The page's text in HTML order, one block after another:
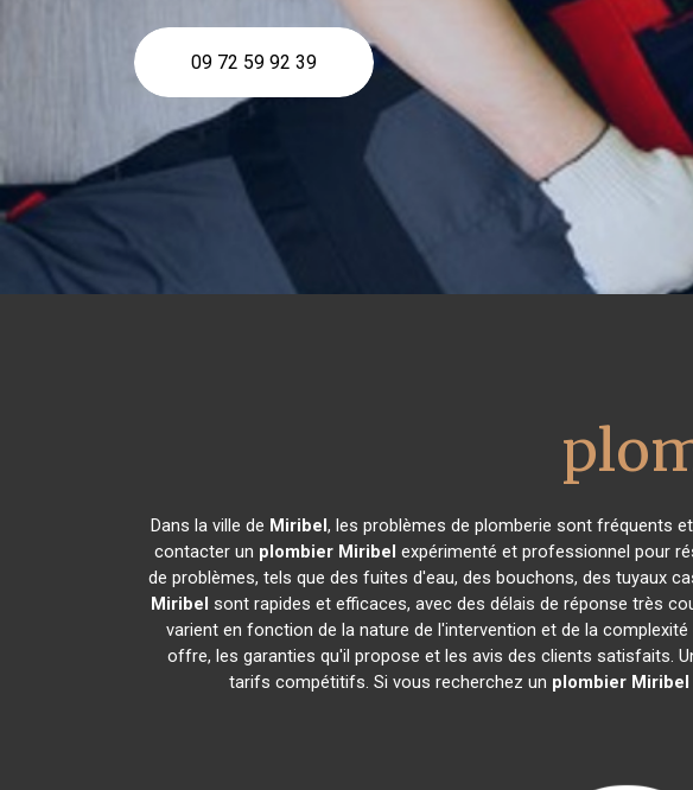
09 72 59 92 39
Dans la ville de Miribel, les problèmes de plomberie sont fréquents
contacter un plombier Miribel expérimenté et professionnel pour
de problèmes, tels que des fuites d'eau, des bouchons, des tuyaux
Miribel sont rapides et efficaces, avec des délais de réponse très
varient en fonction de la nature de l'intervention et de la
offre, les garanties qu'il propose et les avis des clients satisfaits.
tarifs compétitifs. Si vous recherchez un plombier Miribel